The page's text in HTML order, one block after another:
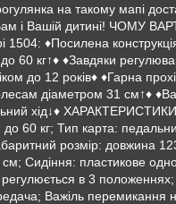
на такому мапі
і Вашій дитині! ЧОМУ
♦Посилена
60 кг↑♦ ♦Завдяки
до 12 років♦ ♦Гарна
діаметром 31 см↑♦
хід↓♦
60 кг; Тип карта:
розмір: довжина
Сидіння: пластикове
в 3
Важіль перемикання